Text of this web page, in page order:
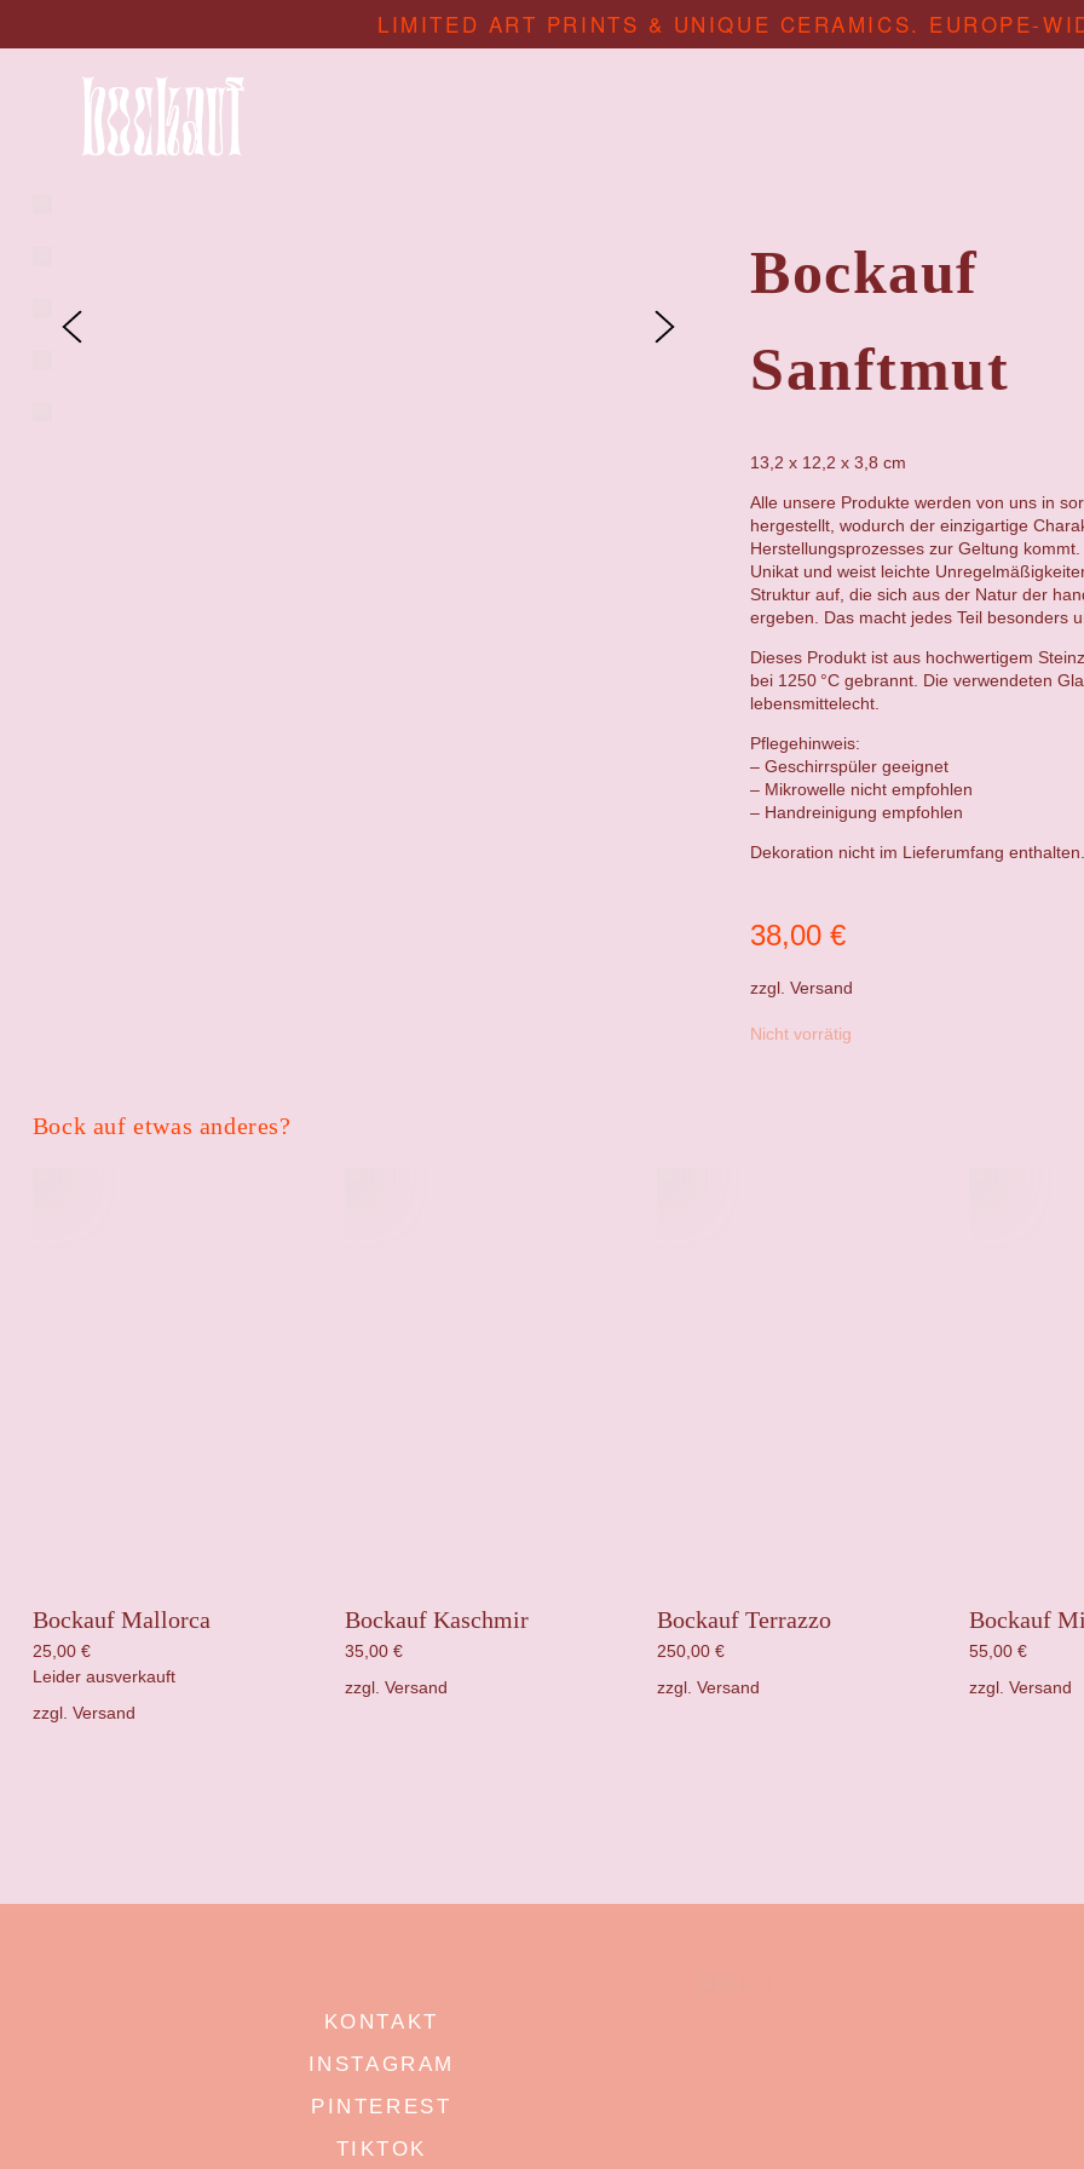
LIMITED ART PRINTS & UNIQUE CERAMICS. EUROPE-
Bockauf
Sanftmut
zzgl.Versand
38,00€
Nicht vorrätig
13,2 x 12,2 x 3,8 cm
Alle unsere Produkte werden von uns in
hergestellt, wodurch der einzigartige
Herstellungsprozesses zur Geltung
Unikat und weist leichte
Struktur auf, die sich aus der Natur der
ergeben. Das macht jedes Teil besonders
Dieses Produkt ist aus hochwertigem
bei 1250 °C gebrannt. Die verwendeten
lebensmittelecht.
Pflegehinweis:
– Geschirrspüler geeignet
– Mikrowelle nicht empfohlen
– Handreinigung empfohlen
Dekoration nicht im Lieferumfang
Bock auf etwas anderes?
Bockauf Mallorca
25,00 €
Leider ausverkauft
zzgl. Versand
Bockauf Kaschmir
35,00 €
zzgl. Versand
Bockauf Terrazzo
250,00 €
zzgl. Versand
Bockauf
55,00€
zzgl.Versand
KONTAKT
INSTAGRAM
PINTEREST
TIKTOK